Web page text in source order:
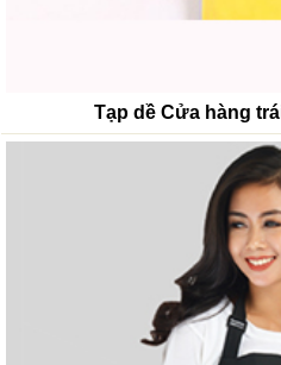
Tạp dề Cửa hàng